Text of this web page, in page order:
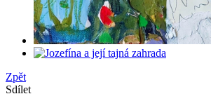
Zpět
Sdílet